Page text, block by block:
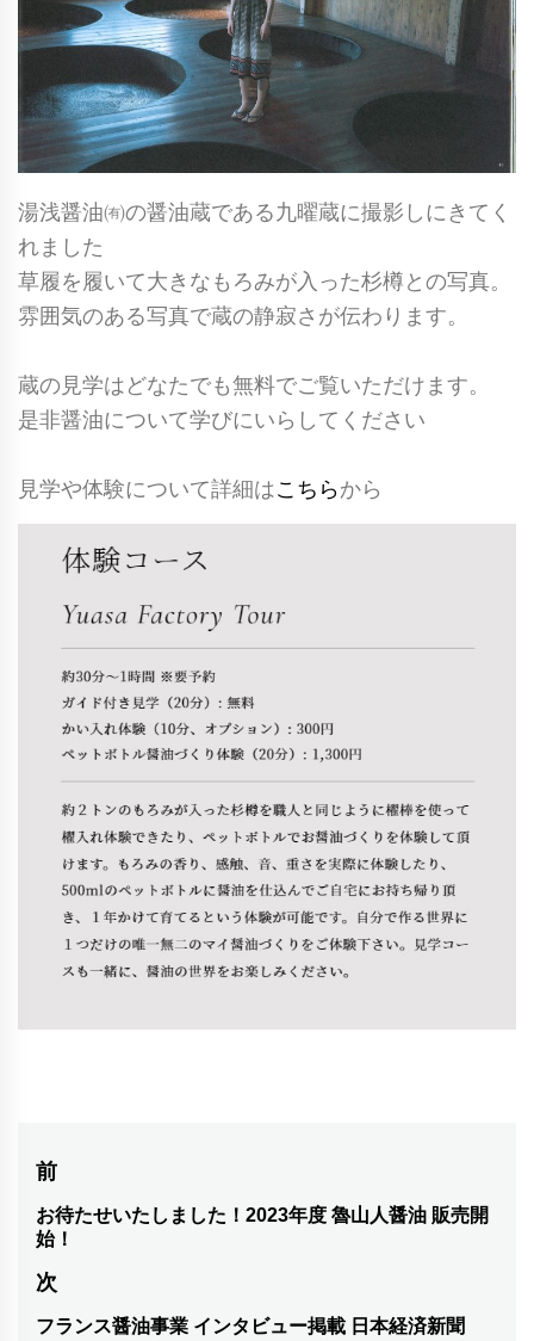
湯浅醤油㈲の醤油蔵である九曜蔵に撮影しにきてく
れました
草履を履いて大きなもろみが入った杉樽との写真。
雰囲気のある写真で蔵の静寂さが伝わります。
蔵の見学はどなたでも無料でご覧いただけます。
是非醤油について学びにいらしてください
見学や体験について詳細はこちらから
投
稿
ナ
ビ
前
前
の
投
稿:
お待たせいたしました！2023年度 魯山人醤油 販売開
始！
次
次
フランス醤油事業 インタビュー掲載 日本経済新聞